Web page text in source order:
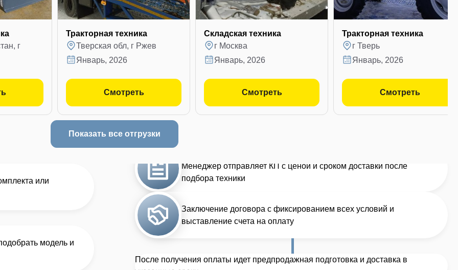
г
Тракторная техника
Тверская обл, г Ржев
январь, 2026
Смотреть
Складская техника
г Москва
январь, 2026
Смотреть
Тракторная техника
г Тверь
январь, 2026
Смотреть
Показать все отгрузки
или
модель и
Менеджер отправляет КП с ценой и сроком доставки после
подбора техники
Заключение договора с фиксированием всех условий и
выставление счета на оплату
После получения оплаты идет предпродажная подготовка и доставка в